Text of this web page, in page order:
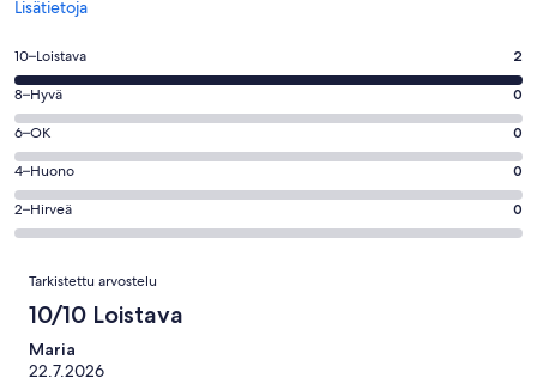
Lisätietoja
Avautuu
ikkunaan
Arvosana
10
-
Loistava.
2
kautta
2
arvostelua
10–Loistava 2
Arvosana
8
-
Hyvä.
0
kautta
arvostelua
8–Hyvä 0
Arvosana
6
-
OK.
0
arvostelua
6–OK 0
Arvosana
4
-
kautta
arvostelua
4–Huono 0
Arvosana
2
Hirveä.
kautta
2–Hirveä 0
Arvostelut
Tarkistettu arvostelu
10/10 Loistava
Maria
22.7.2026